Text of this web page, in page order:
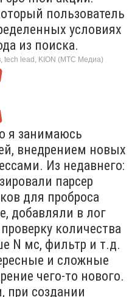
пользователь
условиях
из поиска.
tech lead, KION (МТС Медиа)
я занимаюсь
внедрением новых
Из недавнего:
парсер
для проброса
добавляли в лог
количества
N мс, фильтр и т.д.
и сложные
чего-то нового.
при создании